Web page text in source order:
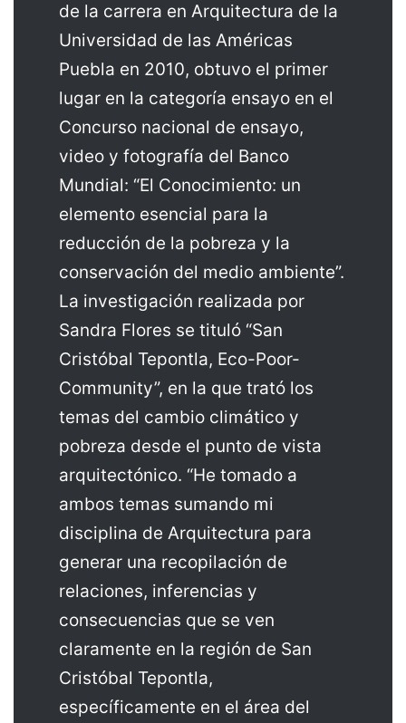
de la carrera en Arquitectura de la
Universidad de las Américas
Puebla en 2010, obtuvo el primer
lugar en la categoría ensayo en el
Concurso nacional de ensayo,
video y fotografía del Banco
Mundial: “El Conocimiento: un
elemento esencial para la
reducción de la pobreza y la
conservación del medio ambiente”.
La investigación realizada por
Sandra Flores se tituló “San
Cristóbal Tepontla, Eco-Poor-
Community”, en la que trató los
temas del cambio climático y
pobreza desde el punto de vista
arquitectónico. “He tomado a
ambos temas sumando mi
disciplina de Arquitectura para
generar una recopilación de
relaciones, inferencias y
consecuencias que se ven
claramente en la región de San
Cristóbal Tepontla,
específicamente en el área del